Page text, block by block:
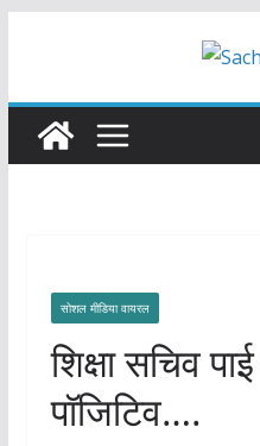
सोशल मीडिया वायरल
शिक्षा सचिव
पॉजिटिव….